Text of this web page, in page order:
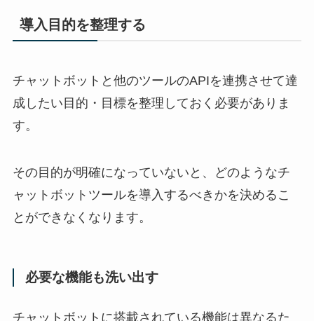
導入目的を整理する
チャットボットと他のツールのAPIを連携させて達
成したい目的・目標を整理しておく必要がありま
す。
その目的が明確になっていないと、どのようなチ
ャットボットツールを導入するべきかを決めるこ
とができなくなります。
必要な機能も洗い出す
チャットボットに搭載されている機能は異なるた